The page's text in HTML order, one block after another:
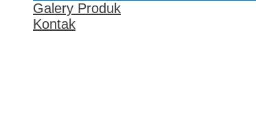
Galery Produk
Kontak